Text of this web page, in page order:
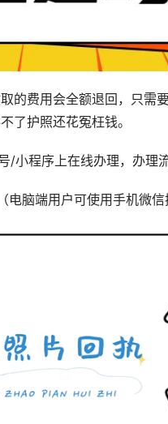
的费用会全额退回，只需
了护照还花冤枉钱。
/小程序上在线办理，办理
电脑端用户可使用手机微信